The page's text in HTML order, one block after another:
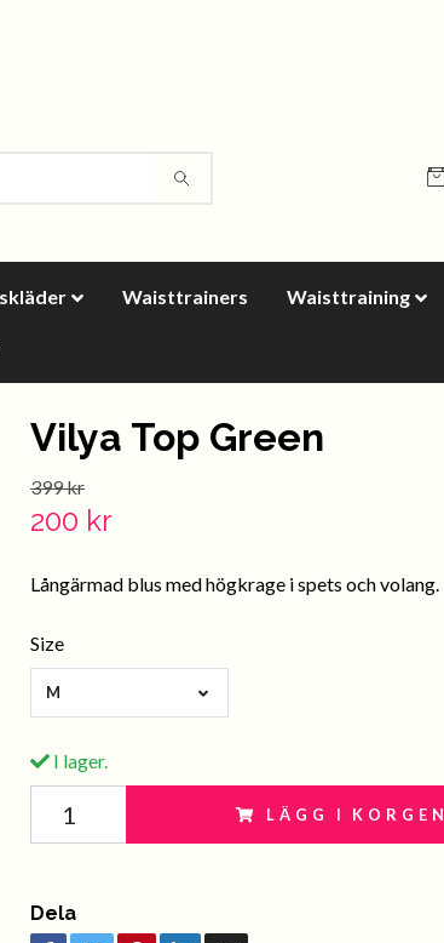
Waisttrainers Waisttraining
Vilya Top Green
399 kr
200 kr
Långärmad blus med högkrage i spets och volang.
Size
M
I lager.
LÄGG I KORGEN
Dela